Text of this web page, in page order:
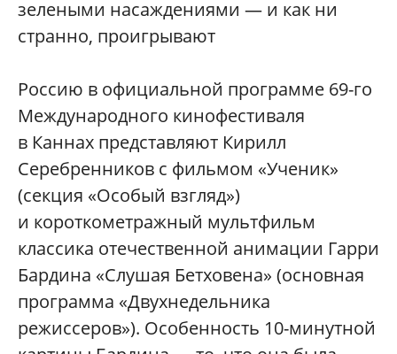
зелеными насаждениями — и как ни
странно, проигрывают
Россию в официальной программе 69-го
Международного кинофестиваля
в Каннах представляют Кирилл
Серебренников с фильмом «Ученик»
(секция «Особый взгляд»)
и короткометражный мультфильм
классика отечественной анимации Гарри
Бардина «Слушая Бетховена» (основная
программа «Двухнедельника
режиссеров»). Особенность 10-минутной